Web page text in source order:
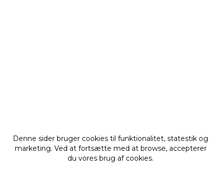
Denne sider bruger cookies til funktionalitet, statestik og
marketing. Ved at fortsætte med at browse, accepterer
du vores brug af cookies.